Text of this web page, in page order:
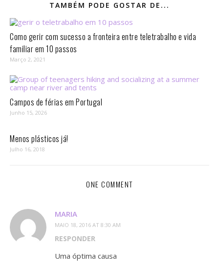
TAMBÉM PODE GOSTAR DE...
Como gerir com sucesso a fronteira entre teletrabalho e vida
familiar em 10 passos⁣
Março 2, 2021
Campos de férias em Portugal
Junho 15, 2026
Menos plásticos já!
Julho 16, 2018
ONE COMMENT
MARIA
MAIO 18, 2016 AT 8:30 AM
RESPONDER
Uma óptima causa